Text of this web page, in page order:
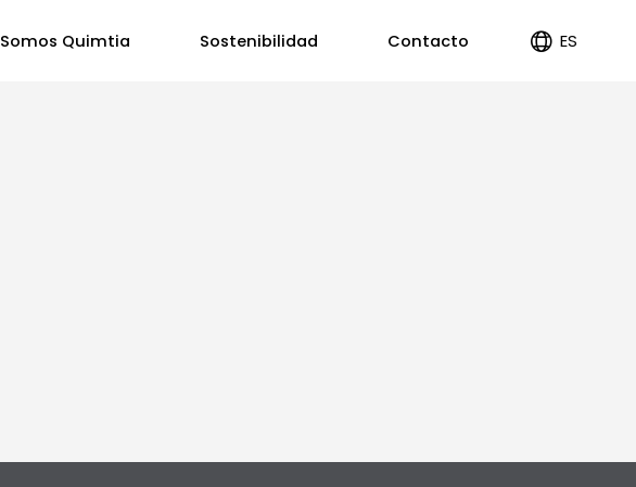
Somos Quimtia Sostenibilidad Contacto ES